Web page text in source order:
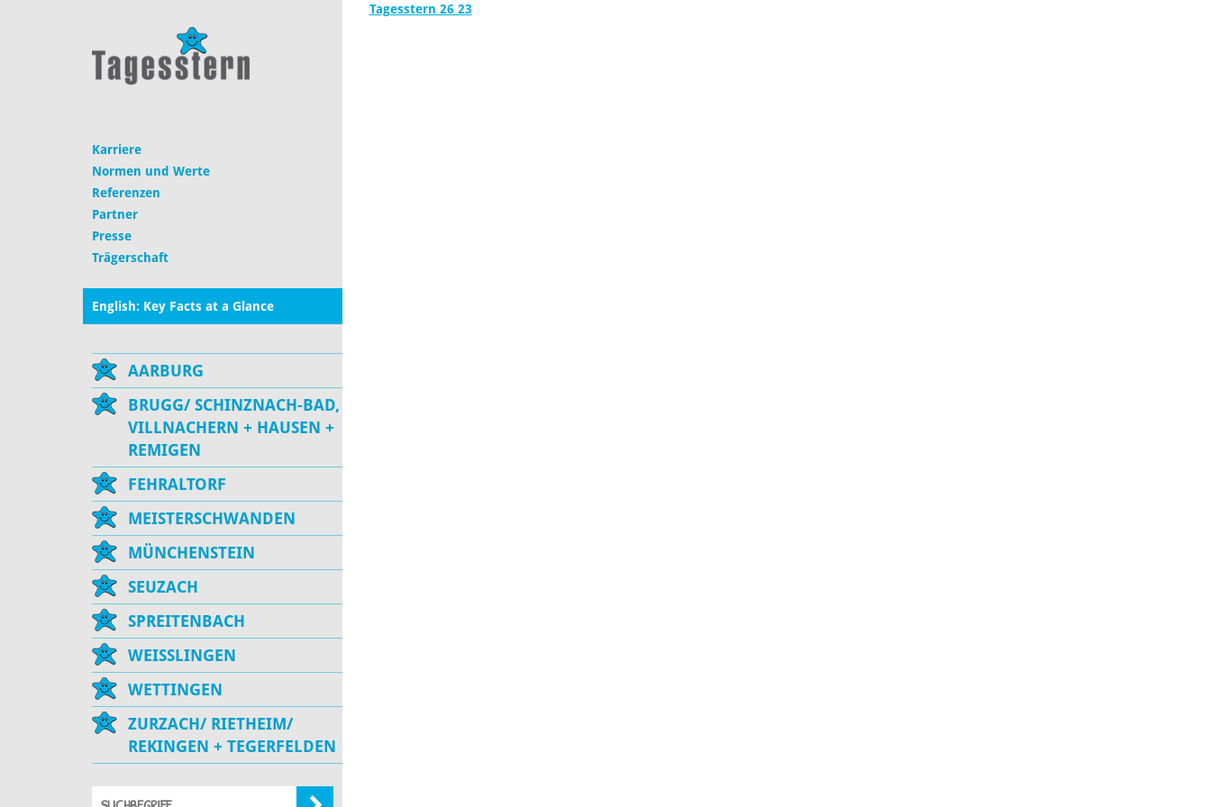
Karriere
Normen und Werte
Referenzen
Partner
Presse
Trägerschaft
English: Key Facts at a Glance
AARBURG
BRUGG/ SCHINZNACH-BAD,
VILLNACHERN + HAUSEN +
REMIGEN
FEHRALTORF
MEISTERSCHWANDEN
MÜNCHENSTEIN
SEUZACH
SPREITENBACH
WEISSLINGEN
WETTINGEN
ZURZACH/ RIETHEIM/
REKINGEN + TEGERFELDEN
Tagesstern 26 23